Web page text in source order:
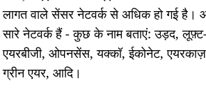
लागत वाले सेंसर नेटवर्क से अधिक हो गई
सारे नेटवर्क हैं - कुछ के नाम बताएं: उड़द,
एयरबीजी, ओपनसेंस, यक्कॉ, ईकोनेट, एयरकाज़,
ग्रीन एयर, आदि।